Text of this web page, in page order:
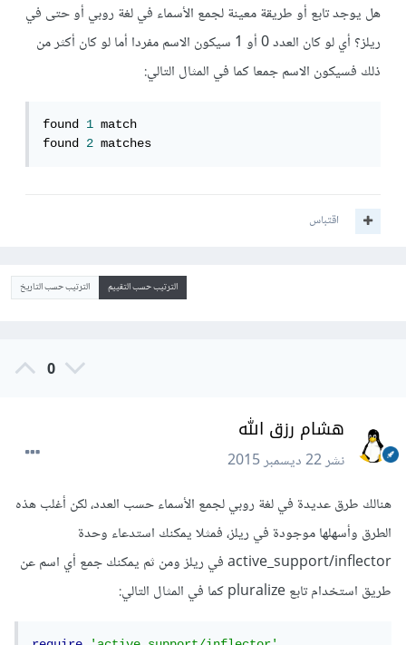
هل يوجد تابع أو طريقة معينة لجمع الأسماء في لغة روبي أو حتى في
ريلز؟ أي لو كان العدد 0 أو 1 سيكون الاسم مفردا أما لو كان أكثر من
ذلك فسيكون الاسم جمعا كما في المثال التالي:
found 1 match
found 2 matches
اقتباس
الترتيب حسب التقييم الترتيب حسب التاريخ
0
هشام رزق الله
نشر22 ديسمبر 2015
هنالك طرق عديدة في لغة روبي لجمع الأسماء حسب العدد، لكن أغلب هذه
الطرق وأسهلها موجودة في ريلز، فمثلا يمكنك استدعاء وحدة
active_support/inflector في ريلز ومن ثم يمكنك جمع أي اسم عن
طريق استخدام تابع pluralize كما في المثال التالي: